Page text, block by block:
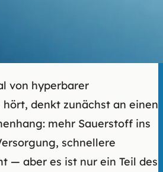
von hyperbarer
denkt zunächst an einen
mehr Sauerstoff ins
schnellere
— aber es ist nur ein Teil des